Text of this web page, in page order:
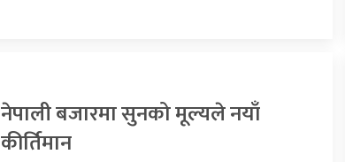
नेपाली बजारमा सुनको मूल्यले नयाँ
कीर्तिमान